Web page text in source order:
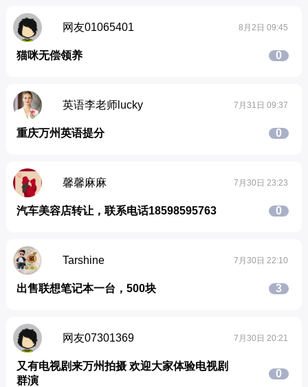
网友01065401 8月2日 09:45
猫咪无偿领养 0
英语李老师lucky 7月31日 09:37
重庆万州英语提分 0
馨馨麻麻 7月30日 23:23
汽车美容店转让，联系电话18598595763 0
Tarshine 7月30日 22:10
出售联想笔记本一台，500块 3
网友07301369 7月30日 20:21
又有电视剧来万州拍摄 欢迎大家体验电视剧
群演
0